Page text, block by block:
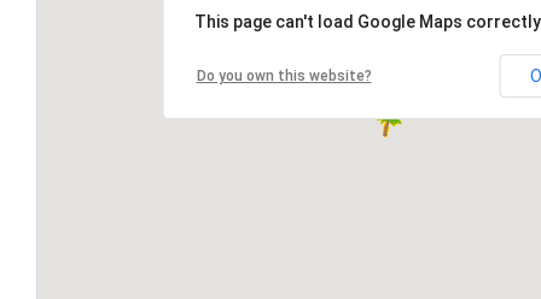
This page can't load Google Maps
Do you own this website?